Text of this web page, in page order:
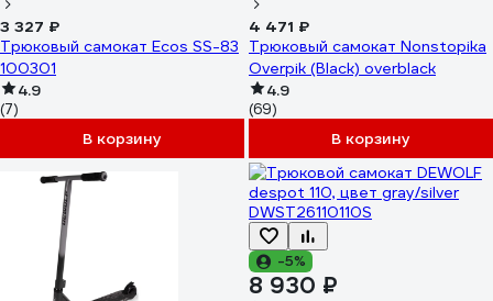
3 327 ₽
Трюковый самокат Ecos SS-83
100301
4.9
(7)
В корзину
4 471 ₽
Трюковый самокат Nonstopika
Overpik (Black) overblack
4.9
(69)
В корзину
-5%
8 930 ₽